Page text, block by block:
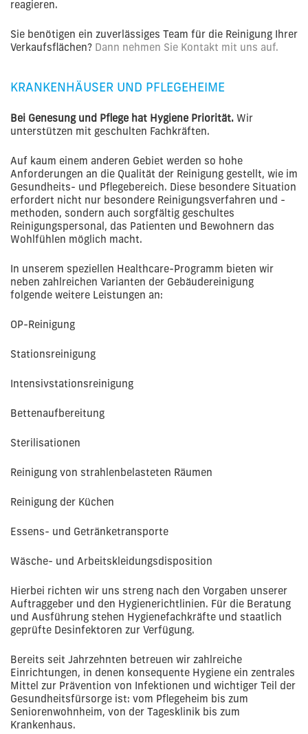
reagieren.
Sie benötigen ein zuverlässiges Team für die Reinigung Ihrer
Verkaufsflächen? Dann nehmen Sie Kontakt mit uns auf.
KRANKENHÄUSER UND PFLEGEHEIME
Bei Genesung und Pflege hat Hygiene Priorität. Wir
unterstützen mit geschulten Fachkräften.
Auf kaum einem anderen Gebiet werden so hohe
Anforderungen an die Qualität der Reinigung gestellt, wie im
Gesundheits- und Pflegebereich. Diese besondere Situation
erfordert nicht nur besondere Reinigungsverfahren und -
methoden, sondern auch sorgfältig geschultes
Reinigungspersonal, das Patienten und Bewohnern das
Wohlfühlen möglich macht.
In unserem speziellen Healthcare-Programm bieten wir
neben zahlreichen Varianten der Gebäudereinigung
folgende weitere Leistungen an:
OP-Reinigung
Stationsreinigung
Intensivstationsreinigung
Bettenaufbereitung
Sterilisationen
Reinigung von strahlenbelasteten Räumen
Reinigung der Küchen
Essens- und Getränketransporte
Wäsche- und Arbeitskleidungsdisposition
Hierbei richten wir uns streng nach den Vorgaben unserer
Auftraggeber und den Hygienerichtlinien. Für die Beratung
und Ausführung stehen Hygienefachkräfte und staatlich
geprüfte Desinfektoren zur Verfügung.
Bereits seit Jahrzehnten betreuen wir zahlreiche
Einrichtungen, in denen konsequente Hygiene ein zentrales
Mittel zur Prävention von Infektionen und wichtiger Teil der
Gesundheitsfürsorge ist: vom Pflegeheim bis zum
Seniorenwohnheim, von der Tagesklinik bis zum
Krankenhaus.